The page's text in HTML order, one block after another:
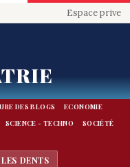
Espace prive
DES BLOGS
ECONOMIE
SCIENCE - TECHNO
SOCIÉTÉ